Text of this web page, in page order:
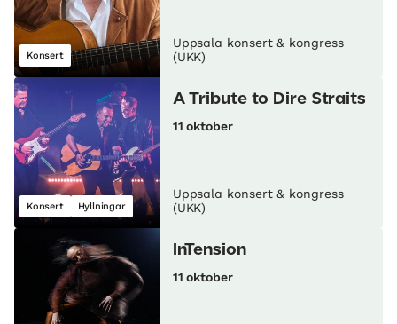
Konsert
Uppsala konsert & kongress
(UKK)
Konsert Hyllningar
A Tribute to Dire Straits
11 oktober
Uppsala konsert & kongress
(UKK)
InTension
11 oktober